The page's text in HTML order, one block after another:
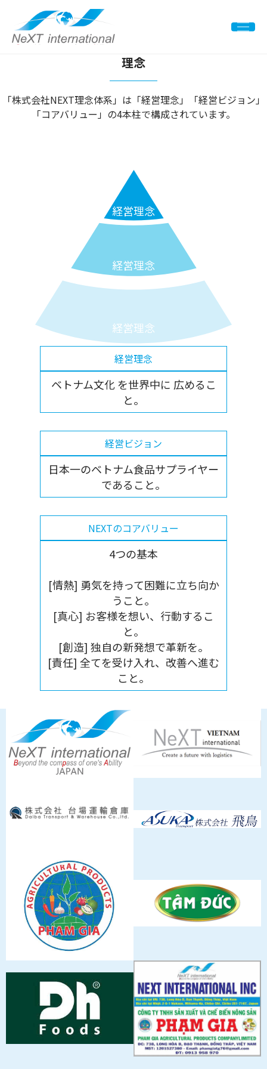
理念
「株式会社NEXT理念体系」は「経営理念」「経営ビジョン」
「コアバリュー」の4本柱で構成されています。
経営理念
経営理念
経営理念
経営理念
ベトナム文化 を世界中に 広めるこ
と。
経営ビジョン
日本一のベトナム食品サプライヤー
であること。
NEXTのコアバリュー
4つの基本
[情熱] 勇気を持って困難に立ち向か
うこと。
[真心] お客様を想い、行動するこ
と。
[創造] 独自の新発想で革新を。
[責任] 全てを受け入れ、改善へ進む
こと。